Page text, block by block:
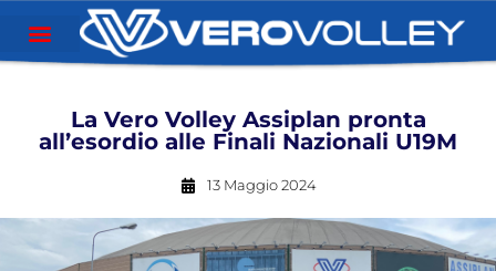
La Vero Volley Assiplan pronta
all’esordio alle Finali Nazionali U19M
13 Maggio 2024